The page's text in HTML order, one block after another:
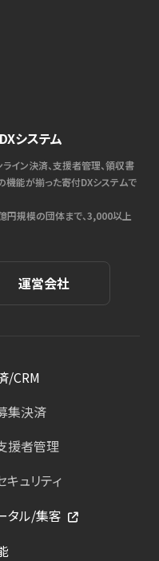
システム
イン決済、支援者管理、領収書
機能が揃った寄付DXシステムで
円規模の団体まで、3,000以上
運営会社
/CRM
集決済
援者管理
キュリティ
タル/集客